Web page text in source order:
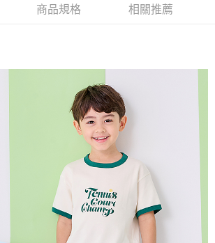
後付」時，將依據個別帳號之用戶狀況，依本公司即
有權停止該用戶之使用額度並採取法律行動。
商品規格 相關推薦